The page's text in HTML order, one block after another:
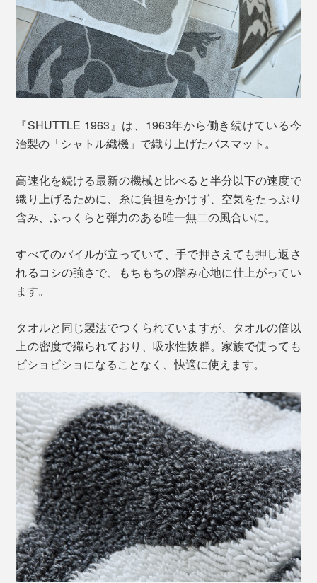
『SHUTTLE 1963』は、1963年から働き続けている今
治製の「シャトル織機」で織り上げたバスマット。
高速化を続ける最新の機械と比べると半分以下の速度で
織り上げるために、糸に負担をかけず、空気をたっぷり
含み、ふっくらと弾力のある唯一無二の風合いに。
すべてのパイルが立っていて、手で押さえても押し返さ
れるコシの強さで、もちもちの踏み心地に仕上がってい
ます。
タオルと同じ製法でつくられていますが、タオルの倍以
上の密度で織られており、吸水性抜群。家族で使っても
ビショビショになることなく、快適に使えます。